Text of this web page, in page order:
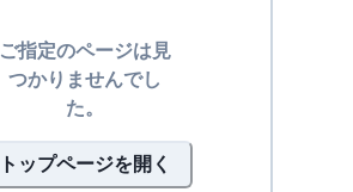
ご指定のページは見
つかりませんでし
た。
トップページを開く